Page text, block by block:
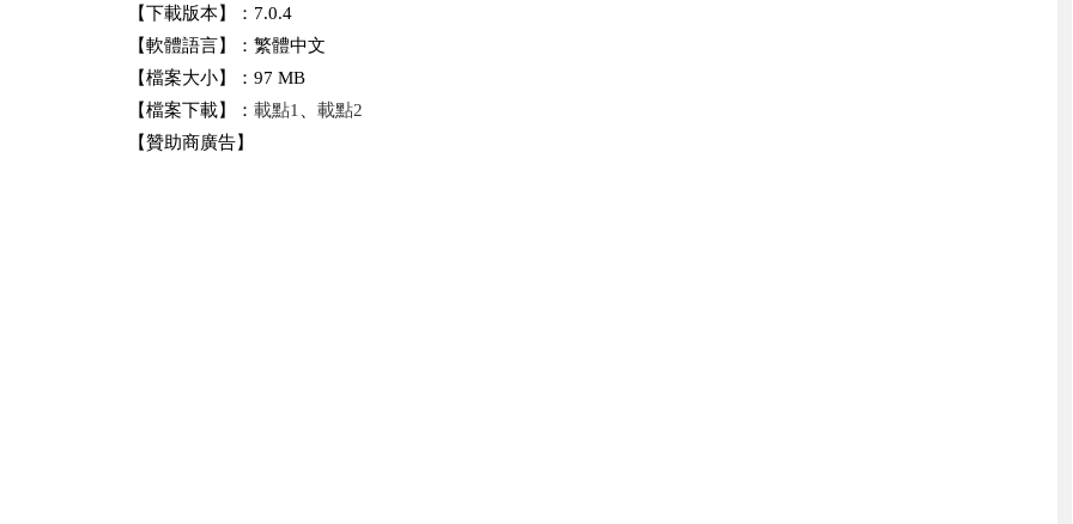
【下載版本】：7.0.4
【軟體語言】：繁體中文
【檔案大小】：97 MB
【檔案下載】： 載點1、 載點2
【贊助商廣告】